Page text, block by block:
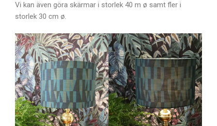
Vi kan även göra skärmar i storlek 40 m ø samt fler i
storlek 30 cm ø.